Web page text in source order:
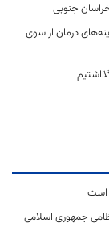
جنوبی
درمان از سوی
است
جمهوری اسلامی